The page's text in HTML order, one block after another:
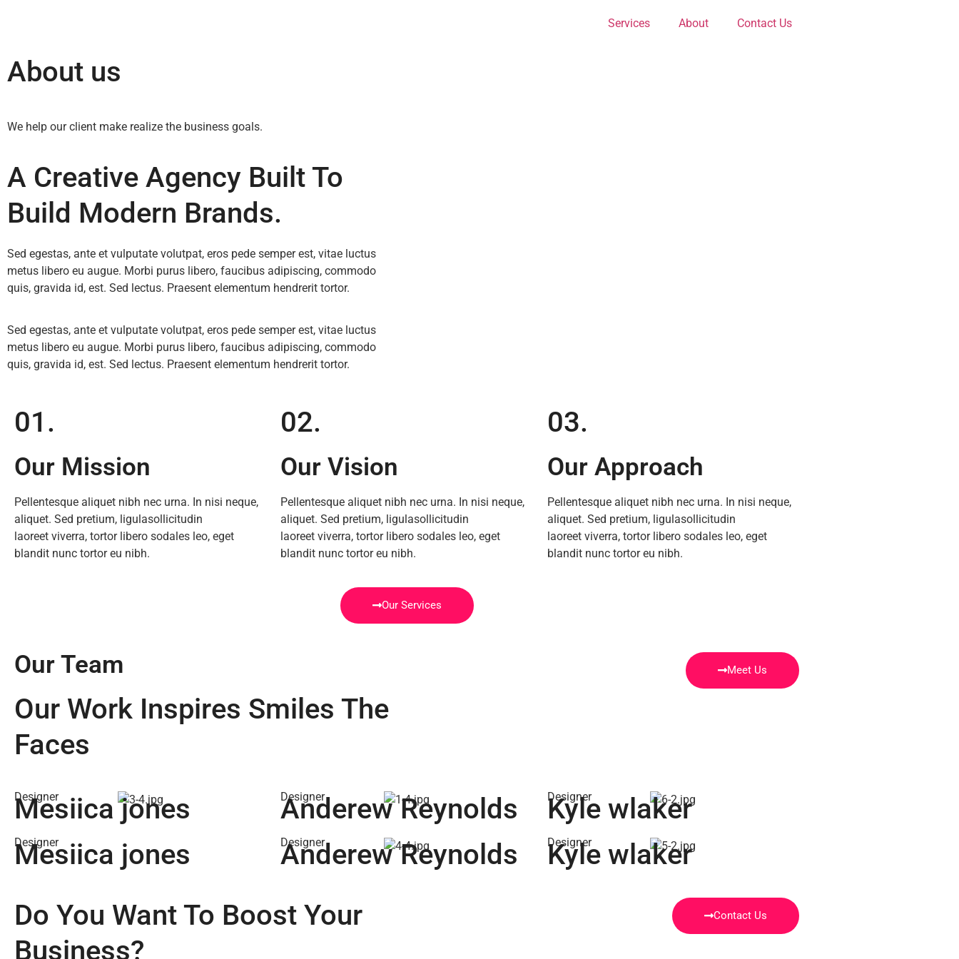
Services About Contact Us
About us
We help our client make realize the business goals.
A Creative Agency Built To
Build Modern Brands.
Sed egestas, ante et vulputate volutpat, eros pede semper est, vitae luctus
metus libero eu augue. Morbi purus libero, faucibus adipiscing, commodo
quis, gravida id, est. Sed lectus. Praesent elementum hendrerit tortor.
Sed egestas, ante et vulputate volutpat, eros pede semper est, vitae luctus
metus libero eu augue. Morbi purus libero, faucibus adipiscing, commodo
quis, gravida id, est. Sed lectus. Praesent elementum hendrerit tortor.
01.
Our Mission
Pellentesque aliquet nibh nec urna. In nisi neque,
aliquet. Sed pretium, ligulasollicitudin
laoreet viverra, tortor libero sodales leo, eget
blandit nunc tortor eu nibh.
02.
Our Vision
Pellentesque aliquet nibh nec urna. In nisi neque,
aliquet. Sed pretium, ligulasollicitudin
laoreet viverra, tortor libero sodales leo, eget
blandit nunc tortor eu nibh.
03.
Our Approach
Pellentesque aliquet nibh nec urna. In nisi neque,
aliquet. Sed pretium, ligulasollicitudin
laoreet viverra, tortor libero sodales leo, eget
blandit nunc tortor eu nibh.
Our Services
Our Team
Our Work Inspires Smiles The
Faces
Meet Us
Designer
Mesiica jones Designer
Anderew Reynolds Designer
Kyle wlaker
Designer
Mesiica jones Designer
Anderew Reynolds Designer
Kyle wlaker
Do You Want To Boost Your
Business?
Contact Us